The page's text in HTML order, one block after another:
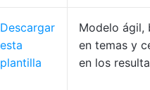
Descargar
esta
plantilla
Modelo ágil,
en temas y
en los